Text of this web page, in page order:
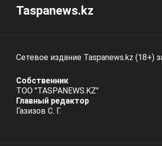
Taspanews.kz
Сетевое издание Taspanews.kz (18+)
Собственник
ТОО "TASPANEWS.KZ"
Главный редактор
Газизов С. Г.